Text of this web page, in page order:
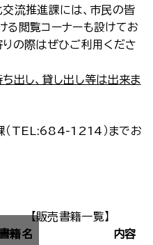
流推進課には、市民の皆
る閲覧コーナーも設けてお
りの際はぜひご利用くださ
出し、貸し出し等は出来ま
（TEL:684-1214）までお
【販売書籍一覧】
書籍名
内容